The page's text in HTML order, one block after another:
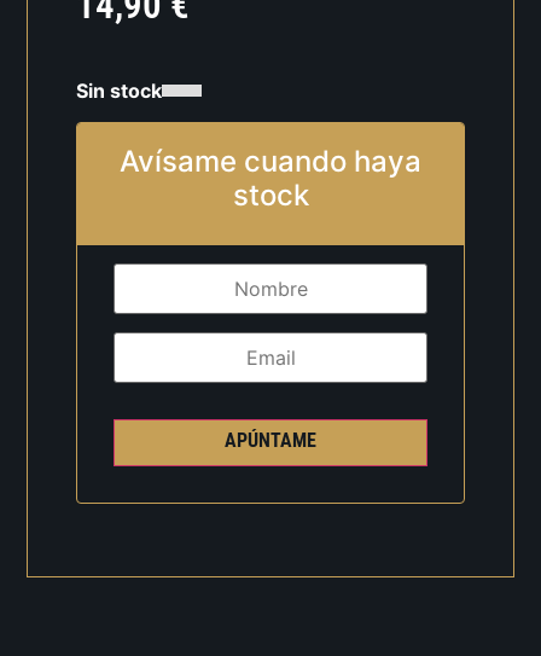
Sin stock
Avísame cuando haya
stock
APÚNTAME